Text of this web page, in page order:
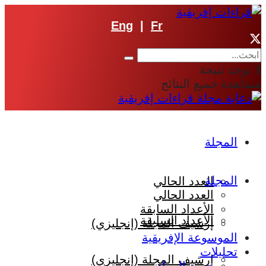
Eng Fr
لا توجد نتيجة
مشاهدة جميع النتائج
المجلة
العدد الحالي
الأعداد السابقة
إرشيف المجلة (إنجليزي)
المجلة
العدد الحالي
الأعداد السابقة
إرشيف المجلة (إنجليزي)
الموسوعة الإفريقية
تحليلات